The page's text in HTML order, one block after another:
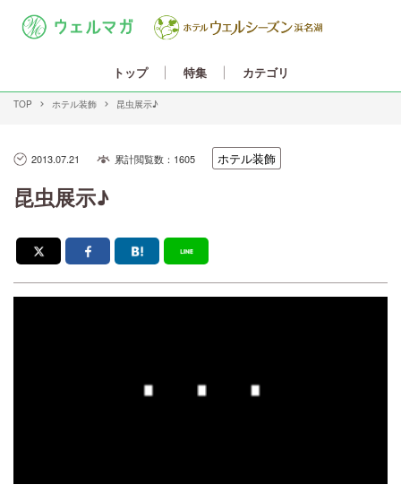
トップ 特集 カテゴリ
TOP ホテル装飾 昆虫展示♪
2013.07.21 累計閲覧数：1605 ホテル装飾
昆虫展示♪